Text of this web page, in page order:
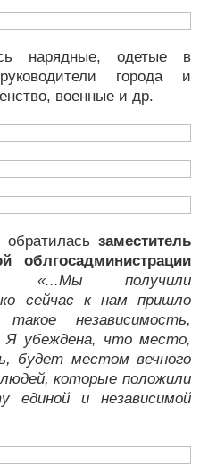
нарядные, одетые в
города и
военные и др.
заместитель
облгосадминистрации
«...Мы получили
сейчас к нам пришло
независимость,
Я убеждена, что место,
будет местом вечного
которые положили
и независимой